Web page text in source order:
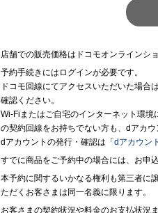
店舗での販売価格はドコモオンラインシ
予約手続きにはログインが必要です。
ドコモ回線にてアクセスいただいた場合
確認ください。
Wi-Fiまたはご自宅のインターネット環
の契約回線をお持ちでない方も、dアカウ
dアカウントの発行・確認は「 dアカウン
すでに商品をご予約中の場合には、お申
本予約に関するいかなる権利も第三者に
ただくお客さまは同一名義に限ります。
お客さまの契約状況や料金のお支払状況